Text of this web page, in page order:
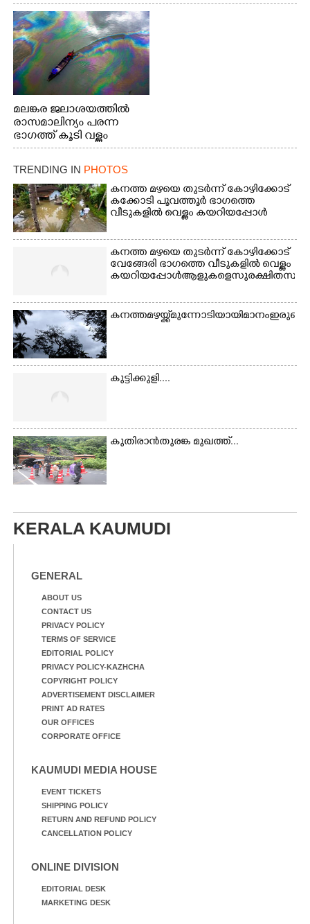
മലങ്കര ജലാശയത്തിൽ
രാസമാലിന്യം പരന്ന
ഭാഗത്ത് കൂടി വള്ളം
തുഴഞ്ഞു പോകുന്ന
പ്രദേശവാസികൾ
TRENDING IN PHOTOS
കനത്ത മഴയെ തുടർന്ന് കോഴിക്കോട്
കക്കോടി പൂവത്തൂർ ഭാഗത്തെ
വീടുകളിൽ വെള്ളം കയറിയപ്പോൾ
കനത്ത മഴയെ തുടർന്ന് കോഴിക്കോട്
വേങ്ങേരി ഭാഗത്തെ വീടുകളിൽ വെള്ളം
കയറിയപ്പോൾ ആളുകളെ സുരക്ഷിത
കനത്ത മഴയ്ക്ക് മുന്നോടിയായി മാനം
കുട്ടിക്കുളി....
കുതിരാൻതുരങ്ക മുഖത്ത്...
KERALA KAUMUDI
GENERAL
ABOUT US
CONTACT US
PRIVACY POLICY
TERMS OF SERVICE
EDITORIAL POLICY
PRIVACY POLICY-KAZHCHA
COPYRIGHT POLICY
ADVERTISEMENT DISCLAIMER
PRINT AD RATES
OUR OFFICES
CORPORATE OFFICE
KAUMUDI MEDIA HOUSE
EVENT TICKETS
SHIPPING POLICY
RETURN AND REFUND POLICY
CANCELLATION POLICY
ONLINE DIVISION
EDITORIAL DESK
MARKETING DESK